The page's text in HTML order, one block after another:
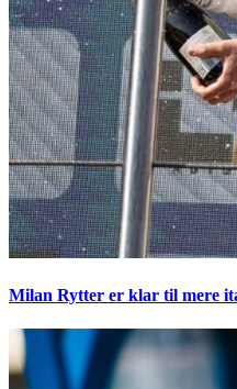
Milan Rytter er klar til mere